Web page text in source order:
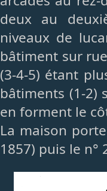
deux au
niveaux de
bâtiment sur
(3-4-5) étant
bâtiments (1-2)
en forment le
La maison
1857) puis le n°